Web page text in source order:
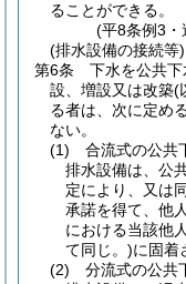
ることができる。
(平8条例3・
(排水設備の接続等)
第6条
下水を公共
設、増設又は改築(
る者は、次に定め
ない。
(1)
合流式の公共
排水設備は、公
定により、又は
承諾を得て、他
における当該他
て同じ。)に固着
(2)
分流式の公共